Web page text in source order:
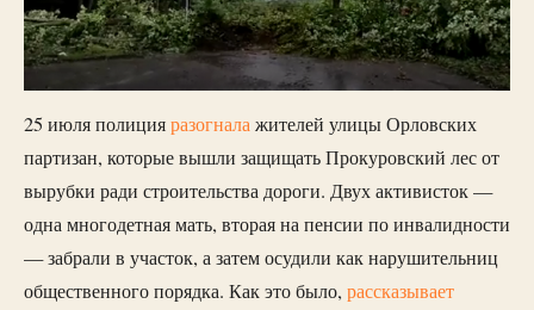
25 июля полицияразогналажителей улицы Орловских
партизан, которые вышли защищать Прокуровский лес от
вырубки ради строительства дороги. Двух активисток —
одна многодетная мать, вторая на пенсии по инвалидности
— забрали в участок, а затем осудили как нарушительниц
общественного порядка. Как это было, рассказывает